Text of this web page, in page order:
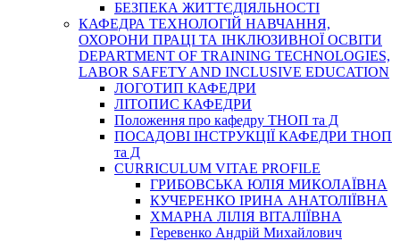
БЕЗПЕКА ЖИТТЄДІЯЛЬНОСТІ
КАФЕДРА ТЕХНОЛОГІЙ НАВЧАННЯ,
ОХОРОНИ ПРАЦІ ТА ІНКЛЮЗИВНОЇ ОСВІТИ
DEPARTMENT OF TRAINING TECHNOLOGIES,
LABOR SAFETY AND INCLUSIVE EDUCATION
ЛОГОТИП КАФЕДРИ
ЛІТОПИС КАФЕДРИ
Положення про кафедру ТНОП та Д
ПОСАДОВІ ІНСТРУКЦІЇ КАФЕДРИ ТНОП
та Д
CURRICULUM VITAE PROFILE
ГРИБОВСЬКА ЮЛІЯ МИКОЛАЇВНА
КУЧЕРЕНКО ІРИНА АНАТОЛІЇВНА
ХМАРНА ЛІЛІЯ ВІТАЛІЇВНА
Геревенко Андрій Михайлович